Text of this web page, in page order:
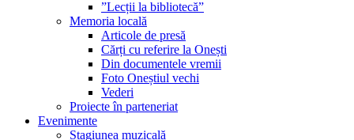
”Lecții la bibliotecă”
Memoria locală
Articole de presă
Cărți cu referire la Onești
Din documentele vremii
Foto Oneștiul vechi
Vederi
Proiecte în parteneriat
Evenimente
Stagiunea muzicală